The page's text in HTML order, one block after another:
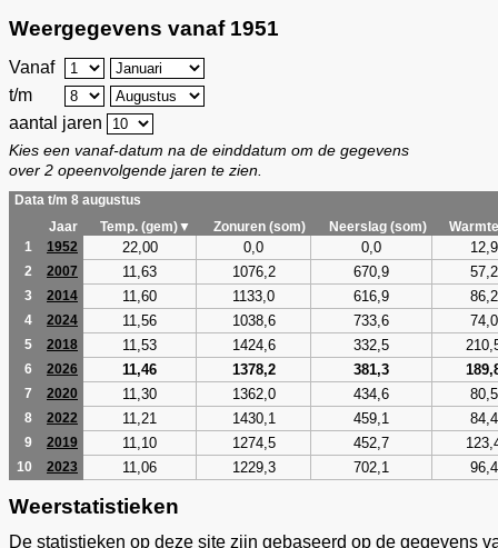
Weergegevens vanaf 1951
Vanaf
t/m
aantal jaren
Kies een vanaf-datum na de einddatum om de gegevens
over 2 opeenvolgende jaren te zien.
Data t/m 8 augustus
Jaar
Temp. (gem)▼ Zonuren (som) Neerslag (som)
1
1952 22,00 0,0 0,0 12,9
2 2007 11,63 1076,2 670,9 57,2
3 2014 11,60 1133,0 616,9 86,2
4 2024 11,56 1038,6 733,6 74,0
5 2018 11,53 1424,6 332,5
6 2026 11,46 1378,2 381,3
7 2020 11,30 1362,0 434,6 80,5
8 2022 11,21 1430,1 459,1 84,4
9 2019 11,10 1274,5 452,7
10 2023 11,06 1229,3 702,1 96,4
Weerstatistieken
De statistieken op deze site zijn gebaseerd op de gegevens